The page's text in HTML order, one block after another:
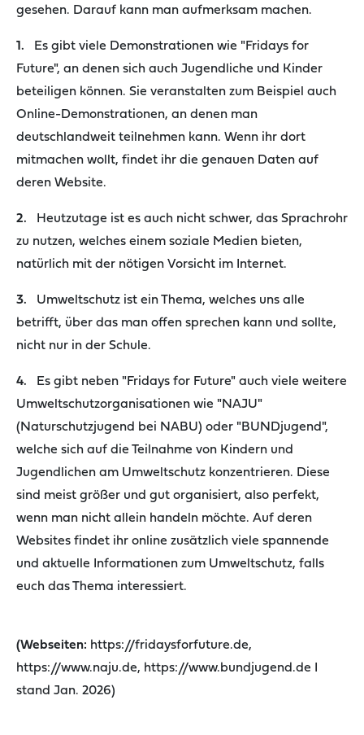
gesehen. Darauf kann man aufmerksam machen.
1.
Es gibt viele Demonstrationen wie "Fridays for
Future", an denen sich auch Jugendliche und Kinder
beteiligen können. Sie veranstalten zum Beispiel auch
Online-Demonstrationen, an denen man
deutschlandweit teilnehmen kann. Wenn ihr dort
mitmachen wollt, findet ihr die genauen Daten auf
deren Website.
2.
Heutzutage ist es auch nicht schwer, das Sprachrohr
zu nutzen, welches einem soziale Medien bieten,
natürlich mit der nötigen Vorsicht im Internet.
3.
Umweltschutz ist ein Thema, welches uns alle
betrifft, über das man offen sprechen kann und sollte,
nicht nur in der Schule.
4.
Es gibt neben "Fridays for Future" auch viele weitere
Umweltschutzorganisationen wie "NAJU"
(Naturschutzjugend bei NABU) oder "BUNDjugend",
welche sich auf die Teilnahme von Kindern und
Jugendlichen am Umweltschutz konzentrieren. Diese
sind meist größer und gut organisiert, also perfekt,
wenn man nicht allein handeln möchte. Auf deren
Websites findet ihr online zusätzlich viele spannende
und aktuelle Informationen zum Umweltschutz, falls
euch das Thema interessiert.
(Webseiten: https://fridaysforfuture.de,
https://www.naju.de, https://www.bundjugend.de I
stand Jan. 2026)